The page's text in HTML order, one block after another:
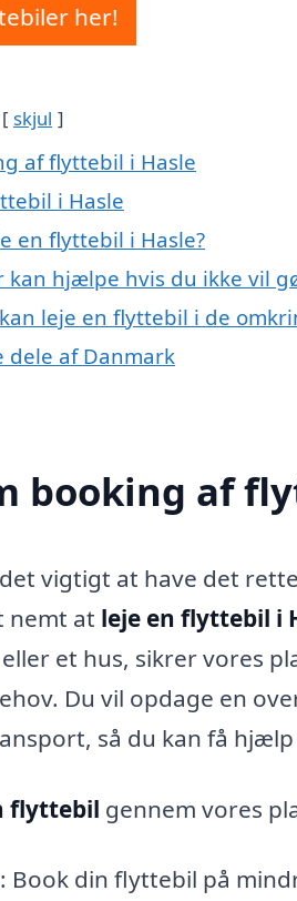
her!
skjul
af flyttebil i Hasle
i Hasle
en flyttebil i Hasle?
hjælpe hvis du ikke vil
leje en flyttebil i de
dele af Danmark
booking af
vigtigt at have det
nemt at leje en flyttebil i
et hus, sikrer vores
Du vil opdage en
så du kan få
flyttebil gennem vores
Book din flyttebil på